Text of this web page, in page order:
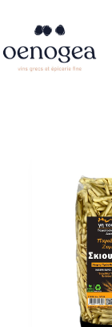
contenu